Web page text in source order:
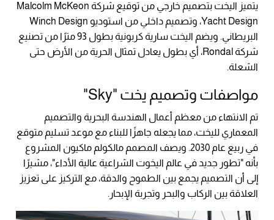
يتميز اليخت بتصميم خارجي من توقيع شركة Malcolm McKeon
Yacht Design، وتصميم داخلي من استوديو Winch Design
البريطاني. ويضم اليخت سارية كربونية بطول 93 مترًا من تصنيع
شركة Rondal، أي بطول يعادل تمثال الحرية من الأرض حتى
الشعلة.
مواصفات وتصميم يخت "Sky"
تم الانتهاء من معظم أعمال الهندسة البحرية والتصميم
المعماري لليخت، مما يجعله جاهزًا للبناء مع موعد تسليم متوقع
في ربيع عام 2030. ويصف المصمم مالكولم ماكيون المشروع
بأنه "تطور جديد في عالم اليخوت الشراعية عالية الأداء"، مشيرًا
إلى أن التصميم يجمع بين الطموح والدقة، مع التركيز على تعزيز
العلاقة بين الركاب والبحر وتجربة الإبحار.